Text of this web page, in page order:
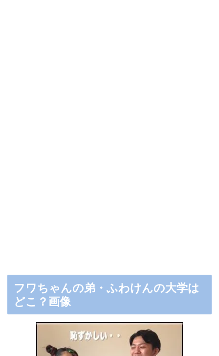
フワちゃんの弟・ふわけんの大学は
どこ？画像